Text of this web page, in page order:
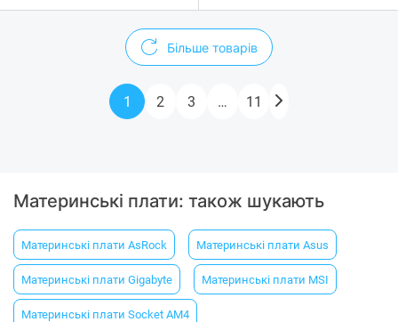
Більше товарів
1 2 3 … 11
Материнські плати: також шукають
Материнські плати AsRock Материнські плати Asus
Материнські плати Gigabyte Материнські плати MSI
Материнські плати Socket AM4